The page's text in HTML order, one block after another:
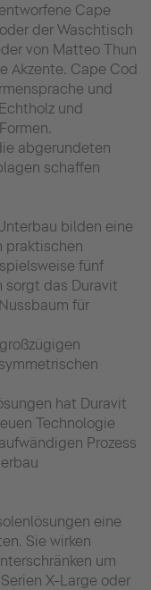
Cape
der Waschtisch
von Matteo Thun
Akzente. Cape Cod
und
und
abgerundeten
schaffen
bilden eine
praktischen
fünf
sorgt das Duravit
für
hat Duravit
Technologie
Prozess
eine
Sie wirken
um
X-Large oder